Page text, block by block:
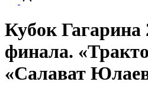
Кубок Гагарина
финала.
«Салават